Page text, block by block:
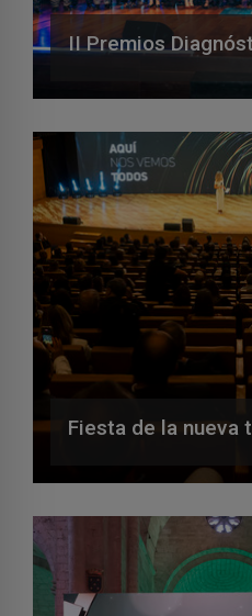
II Premios
Fiesta de la nueva